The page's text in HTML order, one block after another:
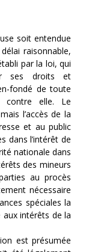
soit entendue
raisonnable,
par la loi, qui
ses droits et
fondé de toute
contre elle. Le
l’accès de la
et au public
dans l’intérêt de
nationale dans
des mineurs
au procès
nécessaire
spéciales la
intérêts de la
est présumée